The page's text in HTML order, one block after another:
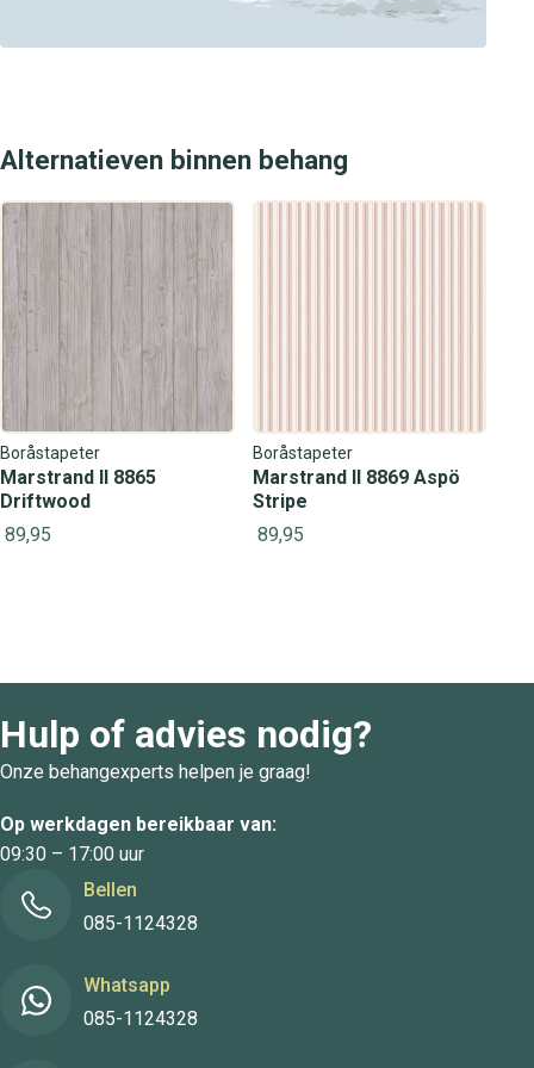
Alternatieven binnen behang
Boråstapeter
Marstrand II 8865
Driftwood
89,95
Boråstapeter
Marstrand II 8869 Aspö
Stripe
89,95
Hulp of advies nodig?
Onze behangexperts helpen je graag!
Op werkdagen bereikbaar van:
09:30 – 17:00 uur
Bellen
085-1124328
Whatsapp
085-1124328